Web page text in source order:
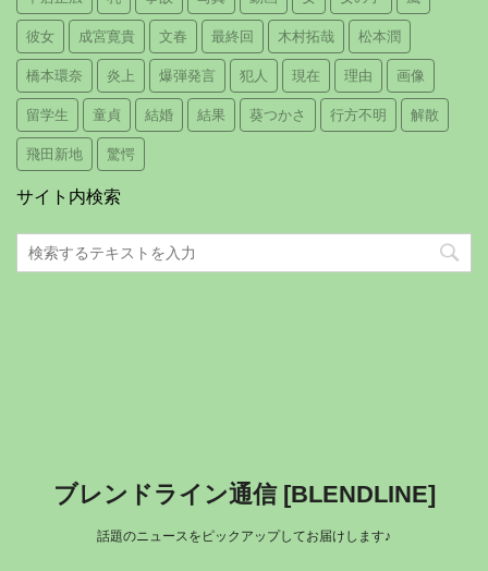
彼女 成宮寛貴 文春 最終回 木村拓哉 松本潤
橋本環奈 炎上 爆弾発言 犯人 現在 理由 画像
留学生 童貞 結婚 結果 葵つかさ 行方不明 解散
飛田新地 驚愕
サイト内検索
ブレンドライン通信 [BLENDLINE]
話題のニュースをピックアップしてお届けします♪